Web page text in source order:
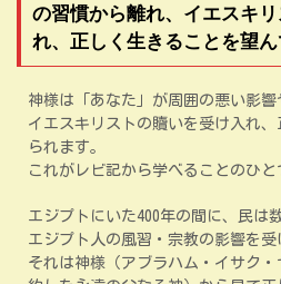
の習慣から離れ、イエスキ
れ、正しく生きることを望ん
神様は「あなた」が周囲の悪い影響
イエスキリストの贖いを受け入れ
られます。
これがレビ記から学べることのひと
エジプトにいた400年の間に、民は
エジプト人の風習・宗教の影響を受
それは神様（アブラハム・イサク